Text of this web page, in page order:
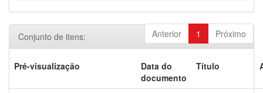
Anterior 1 Próximo
Conjunto de itens:
Pré-visualização
Data do
documento
Título